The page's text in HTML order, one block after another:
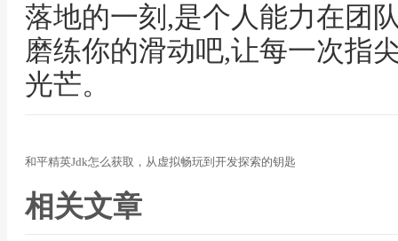
落地的一刻,是个人能力在团
磨练你的滑动吧,让每一次指
光芒。
和平精英Jdk怎么获取，从虚拟畅玩到开发探索的钥匙
相关文章